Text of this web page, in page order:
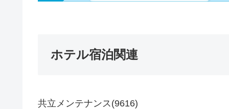
ホテル宿泊関連
共立メンテナンス(9616)